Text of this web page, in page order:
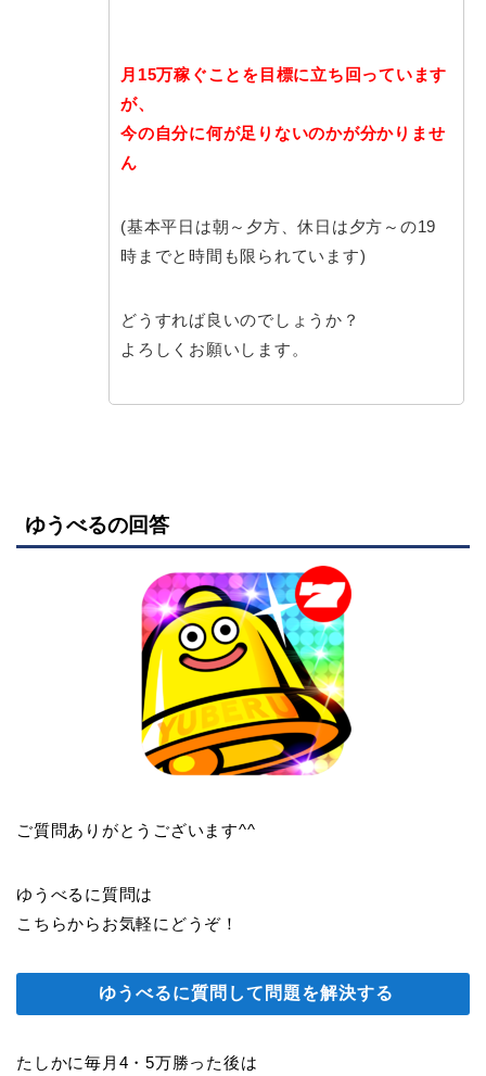
月15万稼ぐことを目標に立ち回っています
が、
今の自分に何が足りないのかが分かりませ
ん
(基本平日は朝～夕方、休日は夕方～の19
時までと時間も限られています)
どうすれば良いのでしょうか？
よろしくお願いします。
ゆうべるの回答
ご質問ありがとうございます^^
ゆうべるに質問は
こちらからお気軽にどうぞ！
ゆうべるに質問して問題を解決する
たしかに毎月4・5万勝った後は